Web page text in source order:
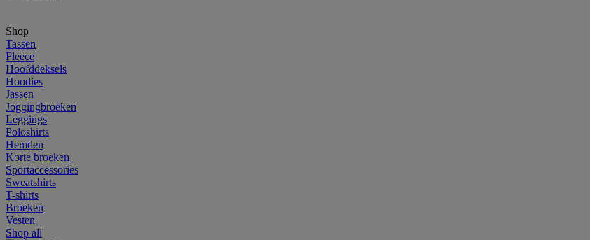
Shop
Tassen
Fleece
Hoofddeksels
Hoodies
Jassen
Joggingbroeken
Leggings
Poloshirts
Hemden
Korte broeken
Sportaccessories
Sweatshirts
T-shirts
Broeken
Vesten
Shop all